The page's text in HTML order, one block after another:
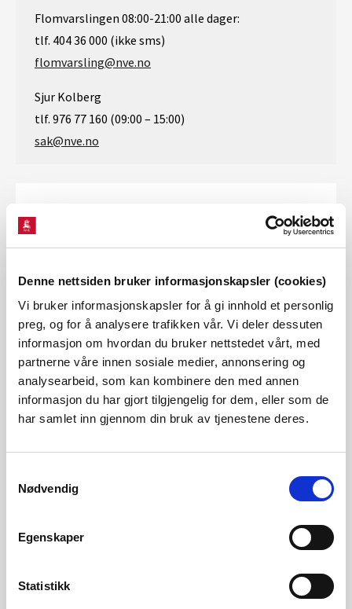
Denne nettsiden bruker informasjonskapsler (cookies)
Vi bruker informasjonskapsler for å gi innhold et personlig
preg, og for å analysere trafikken vår. Vi deler dessuten
informasjon om hvordan du bruker nettstedet vårt, med
partnerne våre innen sosiale medier, annonsering og
analysearbeid, som kan kombinere den med annen
informasjon du har gjort tilgjengelig for dem, eller som de
har samlet inn gjennom din bruk av tjenestene deres.
Nødvendig
Egenskaper
Statistikk
Flomvarslingen 08:00-21:00 alle dager:
tlf. 404 36 000 (ikke sms)
flomvarsling@nve.no
Sjur Kolberg
tlf. 976 77 160 (09:00 – 15:00)
sak@nve.no
Regnflom
Flom i regulerte vassdrag
Flomproblematikk i Glommavassdraget
Varsom.no
legger NVE ut flomvarsler 1-3 dager i
forkant. Her finner du også NVEs varsler for skred og
is, samt farevarsler fra Meteorologisk Institutt. Du